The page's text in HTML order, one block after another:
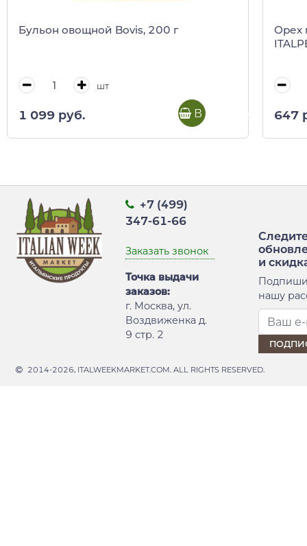
Бульон овощной Bovis, 200 г
шт
1 099 руб. В корзину
Орех
647
+7 (499)
347-61-66
Заказать звонок
Точка выдачи
заказов:
г. Москва, ул.
Воздвиженка д.
9 стр. 2
и
нашу
2014-2026, ITALWEEKMARKET.COM. ALL RIGHTS RESERVED.